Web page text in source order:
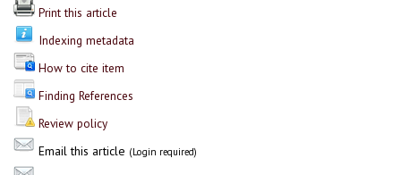
Print this article
Indexing metadata
How to cite item
Finding References
Review policy
Email this article (Login required)